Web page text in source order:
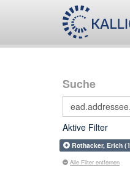
Suche
Aktive Filter
Rothacker, Erich
Alle Filter entfernen